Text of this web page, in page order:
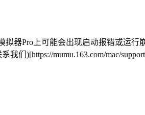
器Pro上可能会出现启动报错或运行
我们)[https://mumu.163.com/mac/